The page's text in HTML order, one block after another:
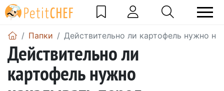
Папки Действительно ли картофель нужно
Действительно ли
картофель нужно